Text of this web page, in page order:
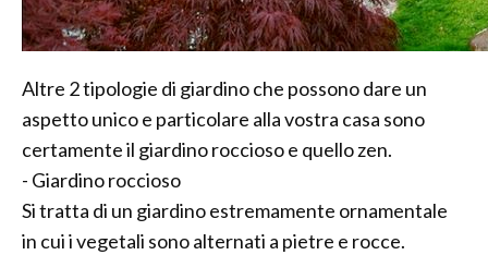
Altre 2 tipologie di giardino che possono dare un
aspetto unico e particolare alla vostra casa sono
certamente il giardino roccioso e quello zen.
- Giardino roccioso
Si tratta di un giardino estremamente ornamentale
in cui i vegetali sono alternati a pietre e rocce.